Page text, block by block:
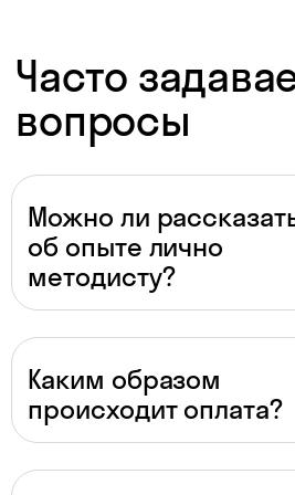
Можно ли
об опыте лично
методисту?
Каким образом
происходит оплата?
Даю согласие на
персональных данных
Даю согласие на
Перейти к анкете
Для
* По версии Smart Ranking, 2024 г.